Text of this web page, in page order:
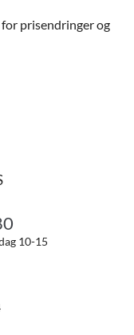
prisendringer og
10-15